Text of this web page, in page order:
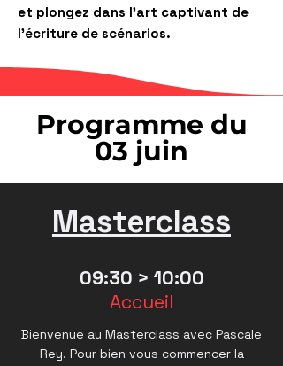
et plongez dans l'art captivant de
l'écriture de scénarios.
Programme du
03 juin
Masterclass
09:30 > 10:00
Accueil
Bienvenue au Masterclass avec Pascale
Rey. Pour bien vous commencer la